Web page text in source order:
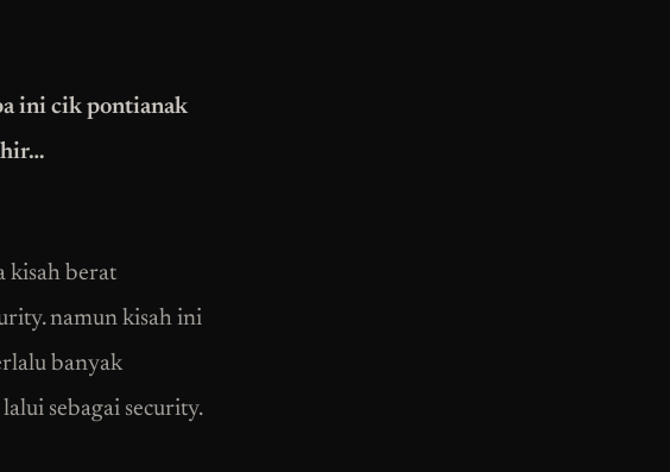
ini cik pontianak
kisah berat
namun kisah ini
banyak
sebagai security.